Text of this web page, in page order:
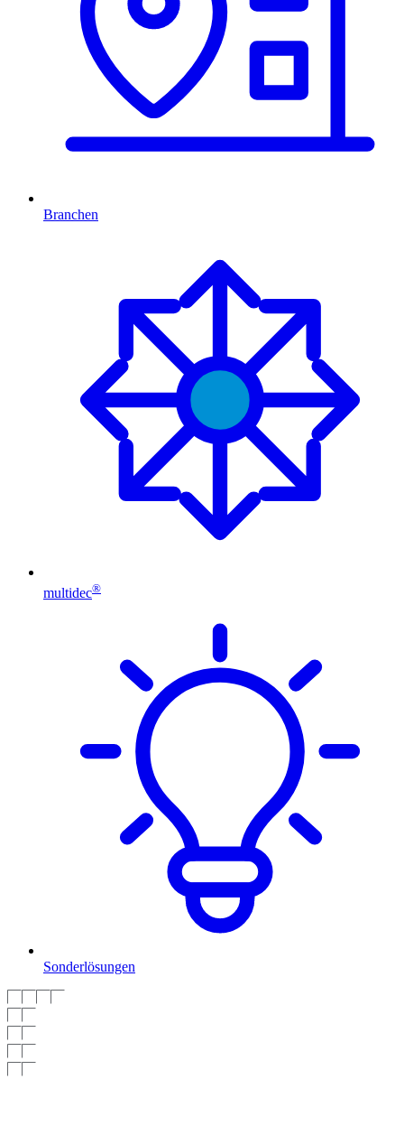
Branchen
multidec®
Sonderlösungen